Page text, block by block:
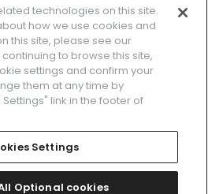
facebookinstagramtwitter
報 ご利用規約
リシー Cookies Settings
Inc.またはその関連会社の商標です。
technologies on this site.
how we use cookies and
this site, please see our
continuing to browse this site,
settings and confirm your
them at any time by
link in the footer of
Settings
Optional cookies